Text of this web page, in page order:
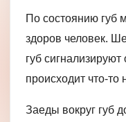
По состоянию губ
здоров человек.
губ
происходит что-то
Заеды вокруг губ